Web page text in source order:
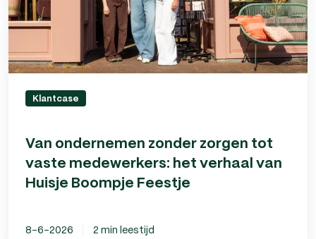
verhaal
van
Huisje
Boompje
Klantcase
Van ondernemen zonder zorgen tot
vaste medewerkers: het verhaal van
Huisje Boompje Feestje
8-6-2026 2 min leestijd